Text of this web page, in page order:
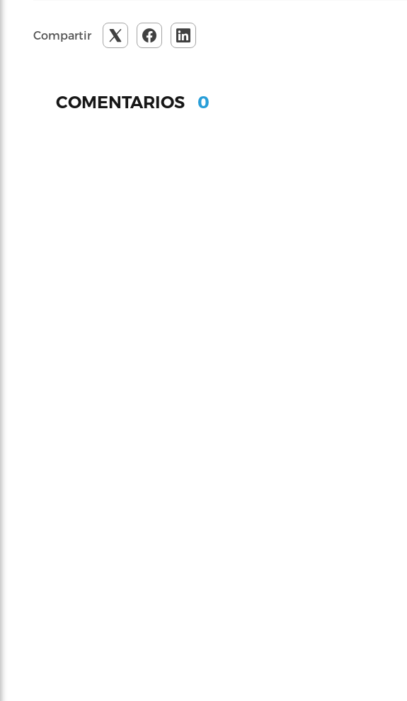
Compartir
COMENTARIOS 0